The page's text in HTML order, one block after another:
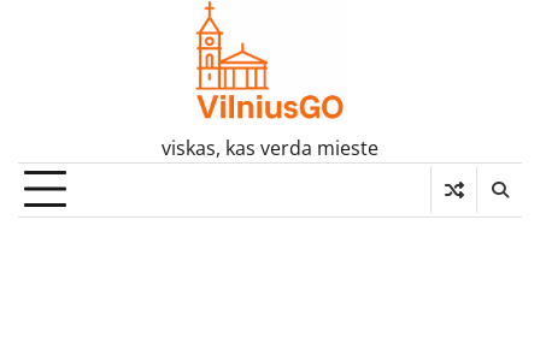
viskas, kas verda mieste